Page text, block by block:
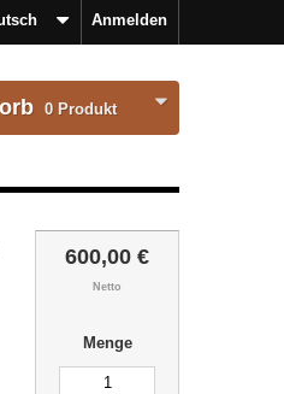
Anmelden
0 Produkt
600,00 €
Netto
Menge